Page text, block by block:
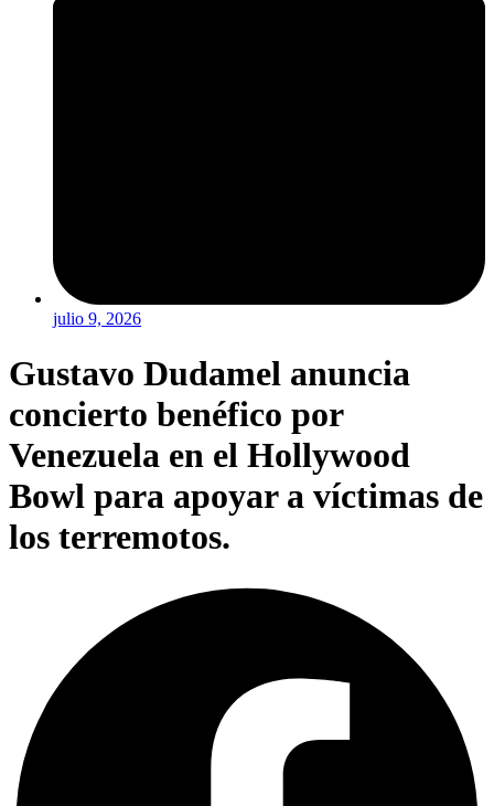
julio 9, 2026
Gustavo Dudamel anuncia
concierto benéfico por
Venezuela en el Hollywood
Bowl para apoyar a víctimas de
los terremotos.